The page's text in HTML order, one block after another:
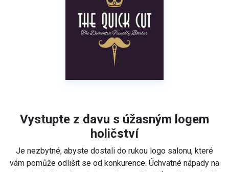
Vystupte z davu s úžasným logem
holičství
Je nezbytné, abyste dostali do rukou logo salonu, které
vám pomůže odlišit se od konkurence. Úchvatné nápady na